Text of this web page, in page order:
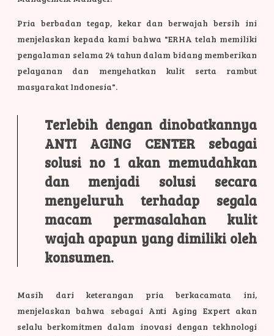
Pria berbadan tegap, kekar dan berwajah bersih ini
menjelaskan kepada kami bahwa "ERHA telah memiliki
pengalaman selama 24 tahun dalam bidang memberikan
pelayanan dan menyehatkan kulit serta rambut
masyarakat Indonesia".
Terlebih dengan dinobatkannya
ANTI AGING CENTER sebagai
solusi no 1 akan memudahkan
dan menjadi solusi secara
menyeluruh terhadap segala
macam permasalahan kulit
wajah apapun yang dimiliki oleh
konsumen.
Masih dari keterangan pria berkacamata ini,
menjelaskan bahwa sebagai Anti Aging Expert akan
selalu berkomitmen dalam inovasi dengan tekhnologi